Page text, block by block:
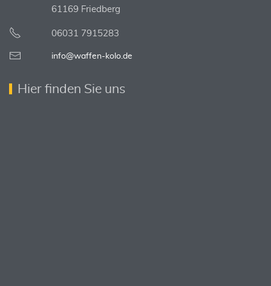
61169 Friedberg
06031 7915283
info@waffen-kolo.de
Hier finden Sie uns